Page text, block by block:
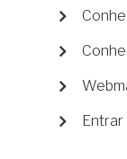
MENU
CONTA
DE
Entrar